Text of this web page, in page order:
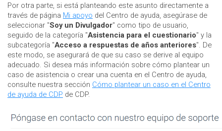
Por otra parte, si está planteando este asunto directamente a
través de página Mi apoyo del Centro de ayuda, asegúrase de
seleccionar "Soy un Divulgador" como tipo de usuario,
seguido de la categoría "Asistencia para el cuestionario" y la
subcategoría "Acceso a respuestas de años anteriores". De
este modo, se asegurará de que su caso se derive al equipo
adecuado. Si desea más información sobre cómo plantear un
caso de asistencia o crear una cuenta en el Centro de ayuda,
consulte nuestra sección Cómo plantear un caso en el Centro
de ayuda de CDP de CDP.